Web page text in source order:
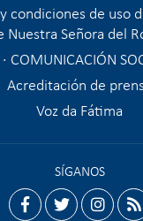
condiciones de uso
Nuestra Señora del
COMUNICACIÓN
Acreditación de
Voz da Fátima
SÍGANOS
facebooktwitter